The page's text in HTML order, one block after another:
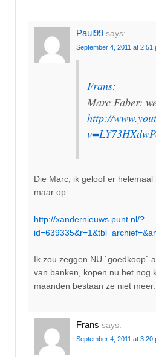
Paul99 says:
September 4, 2011 at 2:51
Frans:
Marc Faber:
http://
Die Marc, ik geloof er helemaal
maar op:
http://xandernieuws.punt.nl/?
Ik zou zeggen NU `goedkoop`
van banken, kopen nu het nog
maanden bestaan ze niet meer.
Frans says:
September 4, 2011 at 3:20